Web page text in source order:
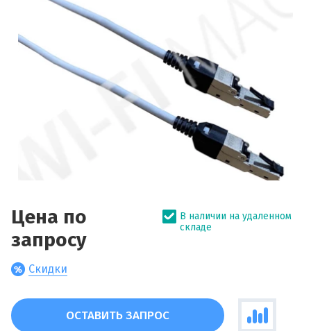
Цена по
запросу
Скидки
В наличии на удаленном
складе
ОСТАВИТЬ ЗАПРОС